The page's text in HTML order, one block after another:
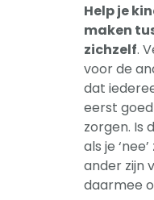
Help je
maken
zichzelf.
voor de
dat
eerst
zorgen. Is
als je
ander zijn
daarmee